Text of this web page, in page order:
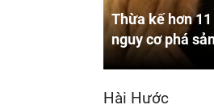
Thừa kế hơn
nguy cơ phá
Hài Hước